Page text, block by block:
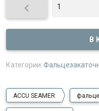

Категории:
ACCU SEAMER